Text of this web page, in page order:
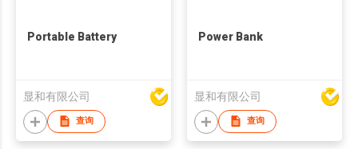
Portable Battery
显和有限公司
查询
Power Bank
显和有限公司
查询